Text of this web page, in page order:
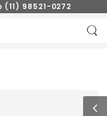
98521-0272